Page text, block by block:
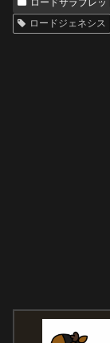
ロードジェネシス